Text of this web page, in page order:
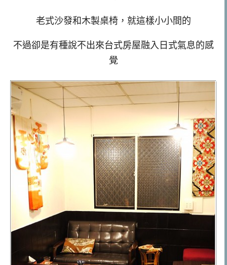
老式沙發和木製桌椅，就這樣小小間的
不過卻是有種說不出來台式房屋融入日式氣息的感
覺